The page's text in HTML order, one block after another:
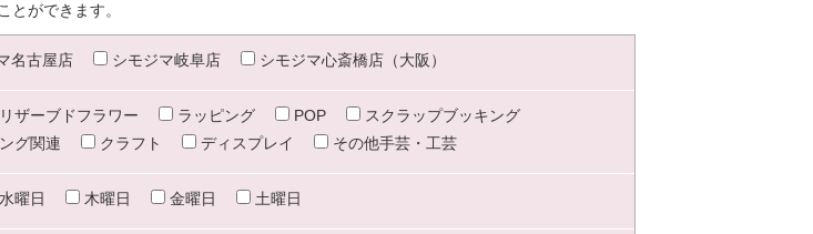
ができます。
名古屋店 シモジマ岐阜店 シモジマ心斎橋店（大阪）
ザーブドフラワー ラッピング POP
スクラップブッキング
グ関連 クラフト ディスプレイ その他手芸・工芸
水曜日 木曜日 金曜日 土曜日